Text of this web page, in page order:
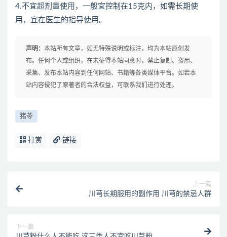
4.不宜超剂量使用，一般宜控制在15克内，如需长期使
用，宜在医生的指导使用。
声明： 本站所有文章，如无特殊说明或标注，均为本站原创发
布。任何个人或组织，在未征得本站同意时，禁止复制、盗用、
采集、发布本站内容到任何网站、书籍等各类媒体平台。如若本
站内容侵犯了原著者的合法权益，可联系我们进行处理。
猪苓
打赏 链接
上一篇
川芎长期服用的副作用 川芎的禁忌人群
下一篇